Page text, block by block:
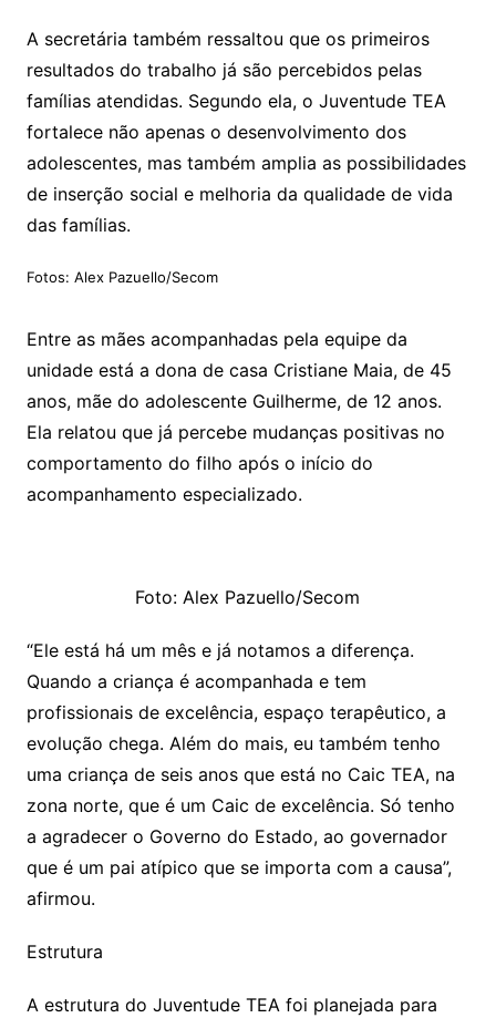
A secretária também ressaltou que os primeiros
resultados do trabalho já são percebidos pelas
famílias atendidas. Segundo ela, o Juventude TEA
fortalece não apenas o desenvolvimento dos
adolescentes, mas também amplia as possibilidades
de inserção social e melhoria da qualidade de vida
das famílias.
Fotos: Alex Pazuello/Secom
Entre as mães acompanhadas pela equipe da
unidade está a dona de casa Cristiane Maia, de 45
anos, mãe do adolescente Guilherme, de 12 anos.
Ela relatou que já percebe mudanças positivas no
comportamento do filho após o início do
acompanhamento especializado.
Foto: Alex Pazuello/Secom
“Ele está há um mês e já notamos a diferença.
Quando a criança é acompanhada e tem
profissionais de excelência, espaço terapêutico, a
evolução chega. Além do mais, eu também tenho
uma criança de seis anos que está no Caic TEA, na
zona norte, que é um Caic de excelência. Só tenho
a agradecer o Governo do Estado, ao governador
que é um pai atípico que se importa com a causa”,
afirmou.
Estrutura
A estrutura do Juventude TEA foi planejada para